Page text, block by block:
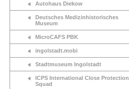
Autohaus Diekow
Deutsches Medizinhistorisches
Museum
MicroCAFS PBK
ingolstadt.mobi
Stadtmuseum Ingolstadt
ICPS International Close Protection
Squad